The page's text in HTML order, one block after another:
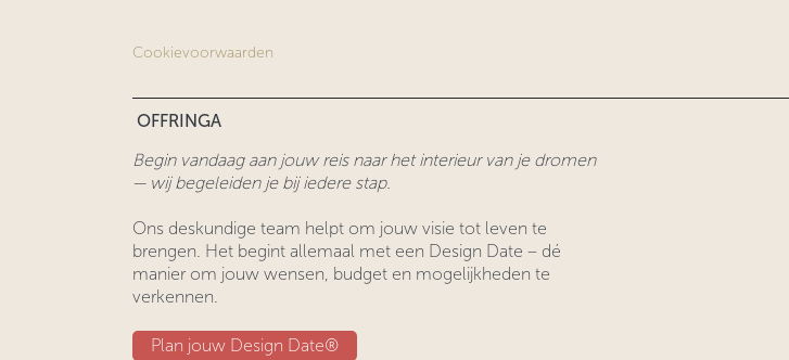
Cookievoorwaarden
OFFRINGA
Begin vandaag aan jouw reis naar het interieur van je dromen
— wij begeleiden je bij iedere stap.
Ons deskundige team helpt om jouw visie tot leven te
brengen. Het begint allemaal met een Design Date – dé
manier om jouw wensen, budget en mogelijkheden te
verkennen.
Plan jouw Design ​​Date®​​